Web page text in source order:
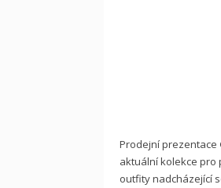
Prodejní prezentace
aktuální kolekce pro
outfity nadcházející